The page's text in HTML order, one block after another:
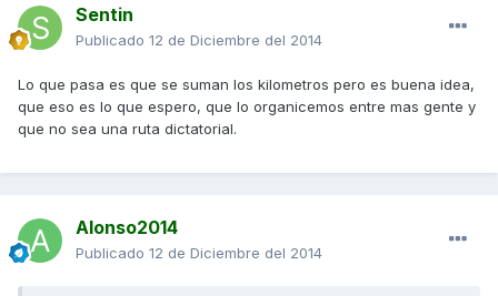
Sentin
Publicado 12 de Diciembre del 2014
Lo que pasa es que se suman los kilometros pero es buena idea,
que eso es lo que espero, que lo organicemos entre mas gente y
que no sea una ruta dictatorial.
Alonso2014
Publicado 12 de Diciembre del 2014